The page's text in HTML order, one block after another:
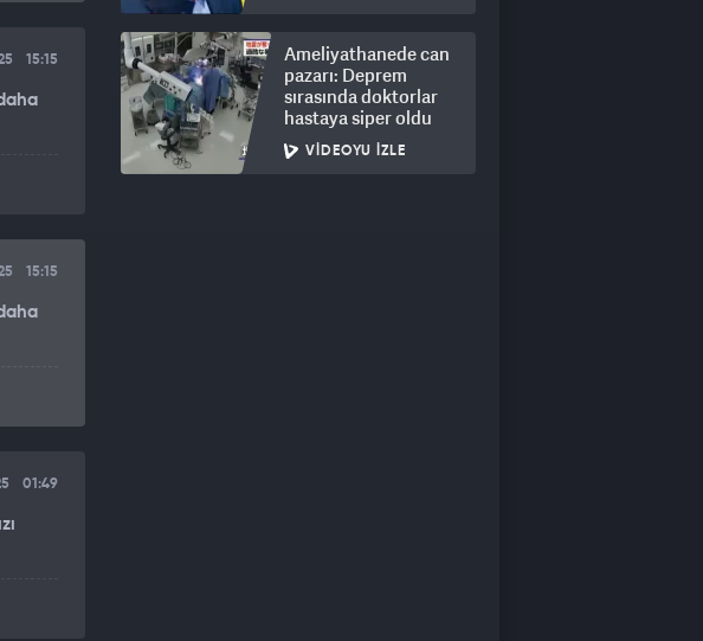
15:15
15:15
01:49
Ameliyathanede can
pazarı: Deprem
sırasında doktorlar
hastaya siper oldu
VIDEOYU İZLE